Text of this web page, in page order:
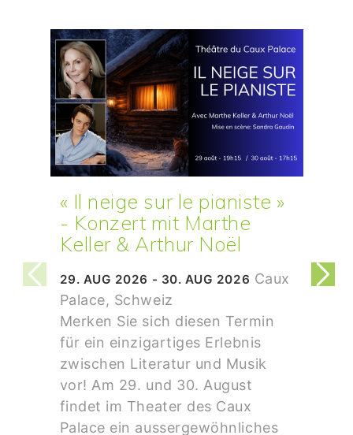
« Il neige sur le pianiste »
- Konzert mit Marthe
Keller & Arthur Noël
29. AUG 2026 - 30. AUG 2026 Caux
Palace, Schweiz
Merken Sie sich diesen Termin
für ein einzigartiges Erlebnis
zwischen Literatur und Musik
vor! Am 29. und 30. August
findet im Theater des Caux
Palace ein aussergewöhnliches